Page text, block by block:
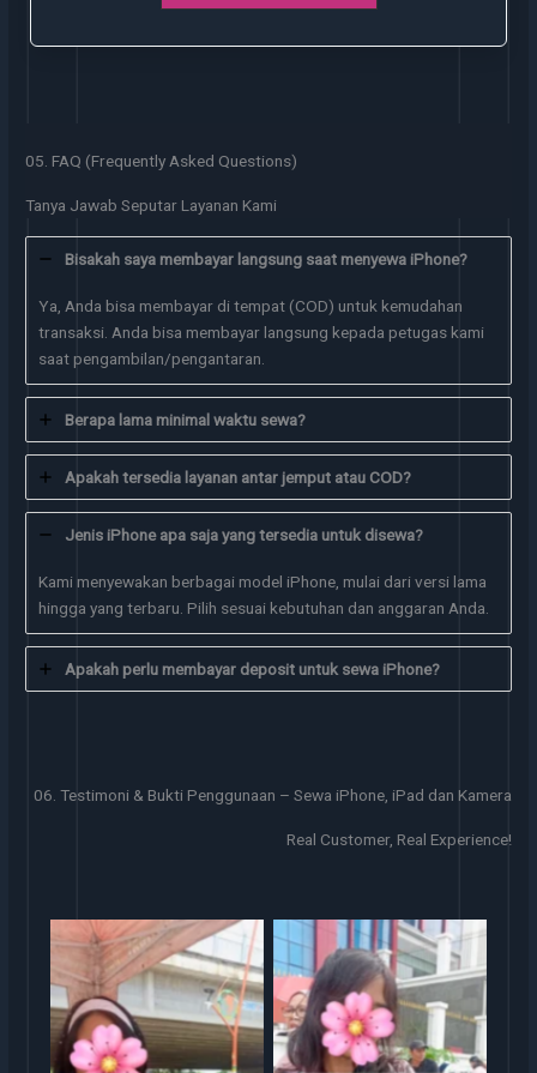
05. FAQ (Frequently Asked Questions)
Tanya Jawab Seputar Layanan Kami
Bisakah saya membayar langsung saat menyewa iPhone?
Ya, Anda bisa membayar di tempat (COD) untuk kemudahan
transaksi. Anda bisa membayar langsung kepada petugas kami
saat pengambilan/pengantaran.
Berapa lama minimal waktu sewa?
Apakah tersedia layanan antar jemput atau COD?
Jenis iPhone apa saja yang tersedia untuk disewa?
Kami menyewakan berbagai model iPhone, mulai dari versi lama
hingga yang terbaru. Pilih sesuai kebutuhan dan anggaran Anda.
Apakah perlu membayar deposit untuk sewa iPhone?
06. Testimoni & Bukti Penggunaan – Sewa iPhone, iPad dan Kamera
Real Customer, Real Experience!